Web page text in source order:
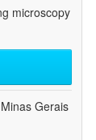
microscopy
Gerais